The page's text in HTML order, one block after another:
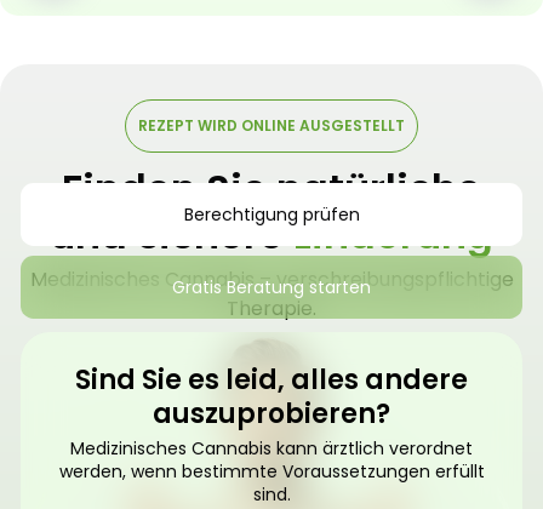
REZEPT WIRD ONLINE AUSGESTELLT
Finden Sie natürliche
und sichereLinderung
Medizinisches Cannabis – verschreibungspflichtige
Therapie.
Berechtigung prüfen
Gratis Beratung starten
Sind Sie es leid, alles andere
auszuprobieren?
Medizinisches Cannabis kann ärztlich verordnet
werden, wenn bestimmte Voraussetzungen erfüllt
sind.